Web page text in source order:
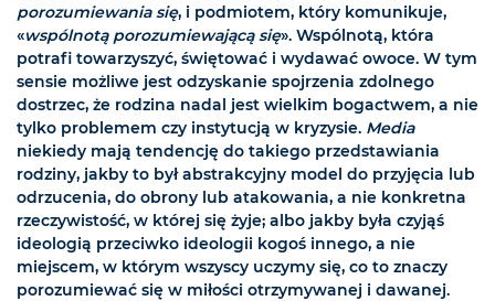
porozumiewania się, i podmiotem, który komunikuje,
«wspólnotą porozumiewającą się». Wspólnotą, która
potrafi towarzyszyć, świętować i wydawać owoce. W tym
sensie możliwe jest odzyskanie spojrzenia zdolnego
dostrzec, że rodzina nadal jest wielkim bogactwem, a nie
tylko problemem czy instytucją w kryzysie. Media
niekiedy mają tendencję do takiego przedstawiania
rodziny, jakby to był abstrakcyjny model do przyjęcia lub
odrzucenia, do obrony lub atakowania, a nie konkretna
rzeczywistość, w której się żyje; albo jakby była czyjąś
ideologią przeciwko ideologii kogoś innego, a nie
miejscem, w którym wszyscy uczymy się, co to znaczy
porozumiewać się w miłości otrzymywanej i dawanej.